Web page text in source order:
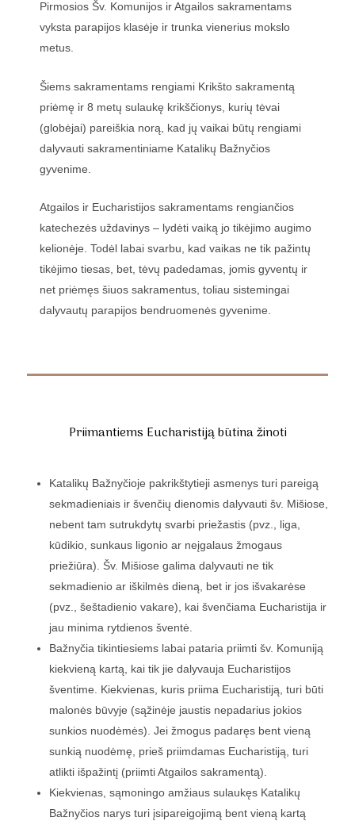
Pirmosios Šv. Komunijos ir Atgailos sakramentams
vyksta parapijos klasėje ir trunka vienerius mokslo
metus.
Šiems sakramentams rengiami Krikšto sakramentą
priėmę ir 8 metų sulaukę krikščionys, kurių tėvai
(globėjai) pareiškia norą, kad jų vaikai būtų rengiami
dalyvauti sakramentiniame Katalikų Bažnyčios
gyvenime.
Atgailos ir Eucharistijos sakramentams rengiančios
katechezės uždavinys – lydėti vaiką jo tikėjimo augimo
kelionėje. Todėl labai svarbu, kad vaikas ne tik pažintų
tikėjimo tiesas, bet, tėvų padedamas, jomis gyventų ir
net priėmęs šiuos sakramentus, toliau sistemingai
dalyvautų parapijos bendruomenės gyvenime.
Priimantiems Eucharistiją būtina žinoti
Katalikų Bažnyčioje pakrikštytieji asmenys turi pareigą
sekmadieniais ir švenčių dienomis dalyvauti šv. Mišiose,
nebent tam sutrukdytų svarbi priežastis (pvz., liga,
kūdikio, sunkaus ligonio ar neįgalaus žmogaus
priežiūra). Šv. Mišiose galima dalyvauti ne tik
sekmadienio ar iškilmės dieną, bet ir jos išvakarėse
(pvz., šeštadienio vakare), kai švenčiama Eucharistija ir
jau minima rytdienos šventė.
Bažnyčia tikintiesiems labai pataria priimti šv. Komuniją
kiekvieną kartą, kai tik jie dalyvauja Eucharistijos
šventime. Kiekvienas, kuris priima Eucharistiją, turi būti
malonės būvyje (sąžinėje jaustis nepadarius jokios
sunkios nuodėmės). Jei žmogus padaręs bent vieną
sunkią nuodėmę, prieš priimdamas Eucharistiją, turi
atlikti išpažintį (priimti Atgailos sakramentą).
Kiekvienas, sąmoningo amžiaus sulaukęs Katalikų
Bažnyčios narys turi įsipareigojimą bent vieną kartą